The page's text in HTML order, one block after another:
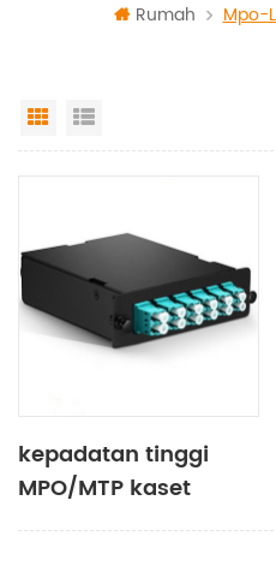
Rumah Mpo-
Grid View
kepadatan tinggi
MPO/MTP kaset
logam MTP/MPO ke